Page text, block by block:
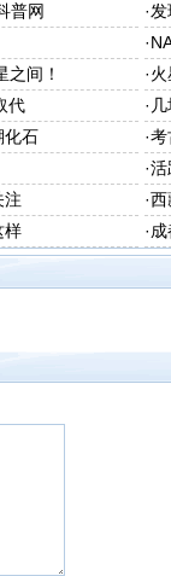
普网 ·
·
间！ ·
代 ·
化石 ·考
·活
注 ·西
样 ·